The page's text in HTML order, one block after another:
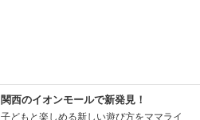
関西のイオンモールで新発見！
子どもと楽しめる新しい遊び方をママライ